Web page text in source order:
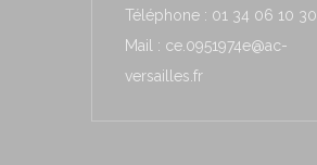
Téléphone : 01 34 06 10 30
Mail : ce.0951974e@ac-
versailles.fr